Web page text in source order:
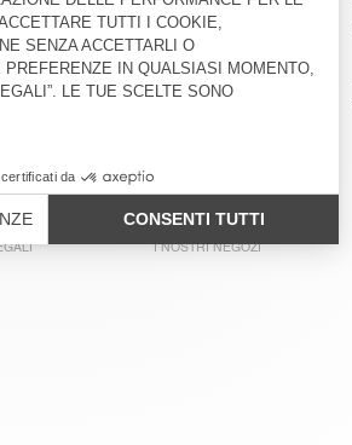
€ 70
-30% € 49
T-SHIRT DONNA BEPOW
I NOSTRI NEGOZI